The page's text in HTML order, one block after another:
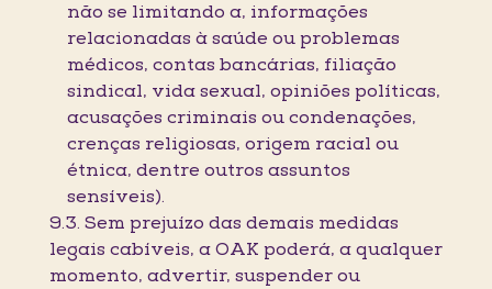
não se limitando a, informações
relacionadas à saúde ou problemas
médicos, contas bancárias, filiação
sindical, vida sexual, opiniões políticas,
acusações criminais ou condenações,
crenças religiosas, origem racial ou
étnica, dentre outros assuntos
sensíveis).
9.3. Sem prejuízo das demais medidas
legais cabíveis, a OAK poderá, a qualquer
momento, advertir, suspender ou